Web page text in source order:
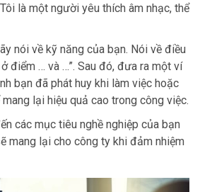
là một người yêu thích âm nhạc, thể
nói về kỹ năng của bạn. Nói về điều
điểm … và …”. Sau đó, đưa ra một ví
bạn đã phát huy khi làm việc hoặc
lại hiệu quả cao trong công việc.
các mục tiêu nghề nghiệp của bạn
mang lại cho công ty khi đảm nhiệm